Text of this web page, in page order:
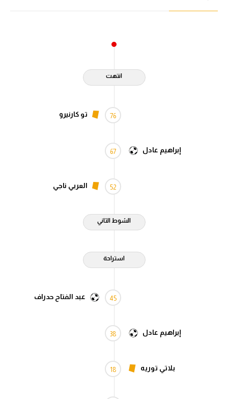
انتهت
76 تو كارنيرو
67 إبراهيم عادل
52 العربي ناجي
الشوط الثاني
استراحة
45 عبد الفتاح حدراف
38 إبراهيم عادل
18 بلاتي توريه